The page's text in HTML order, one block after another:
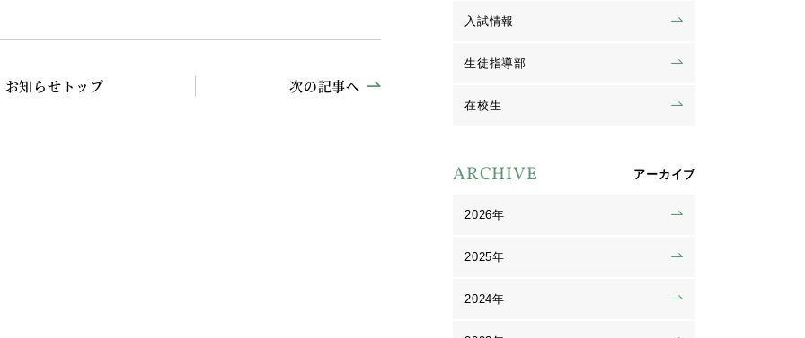
お知らせトップ 次の記事へ
入試情報
生徒指導部
在校生
ARCHIVE アーカイブ
2026年
2025年
2024年